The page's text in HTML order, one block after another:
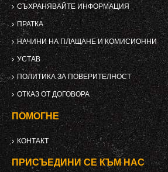
СЪХРАНЯВАЙТЕ ИНФОРМАЦИЯ
ПРАТКА
НАЧИНИ НА ПЛАЩАНЕ И КОМИСИОННИ
УСТАВ
ПОЛИТИКА ЗА ПОВЕРИТЕЛНОСТ
ОТКАЗ ОТ ДОГОВОРА
ПОМОГНЕ
КОНТАКТ
ПРИСЪЕДИНИ СЕ КЪМ НАС